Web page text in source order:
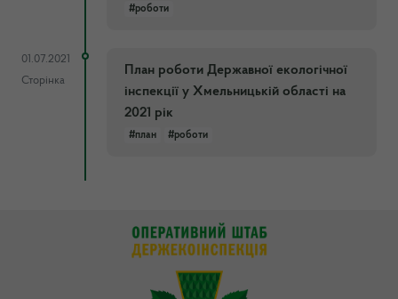
#роботи
01.07.2021
Сторінка
План роботи Державної екологічної
інспекції у Хмельницькій області на
2021 рік
#план #роботи